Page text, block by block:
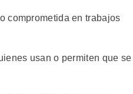
comprometida en trabajos
usan o permiten que se